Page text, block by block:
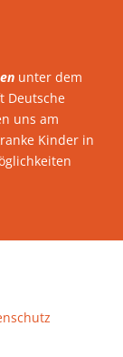
unter dem
Deutsche
uns am
Kinder in